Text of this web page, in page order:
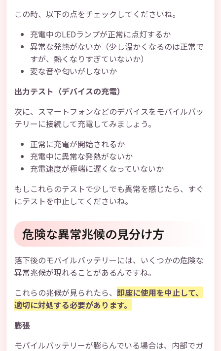
この時、以下の点をチェックしてくださいね。
充電中のLEDランプが正常に点灯するか
異常な発熱がないか（少し温かくなるのは正常で
すが、熱くなりすぎていないか）
変な音や匂いがしないか
出力テスト（デバイスの充電）
次に、スマートフォンなどのデバイスをモバイルバッ
テリーに接続して充電してみましょう。
正常に充電が開始されるか
充電中に異常な発熱がないか
充電速度が極端に遅くなっていないか
もしこれらのテストで少しでも異常を感じたら、すぐ
にテストを中止してくださいね。
危険な異常兆候の見分け方
落下後のモバイルバッテリーには、いくつかの危険な
異常兆候が現れることがあるんですね。
これらの兆候が見られたら、 即座に使用を中止して、
適切に対処する必要があります。
膨張
モバイルバッテリーが膨らんでいる場合は、内部でガ